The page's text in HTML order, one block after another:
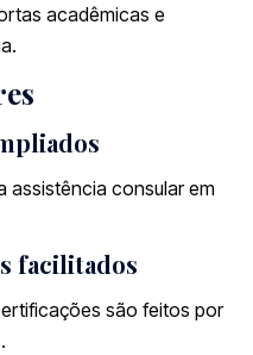
acadêmicas e
assistência consular em
facilitados
são feitos por